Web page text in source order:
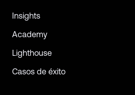
Insights
Academy
Lighthouse
Casos de éxito